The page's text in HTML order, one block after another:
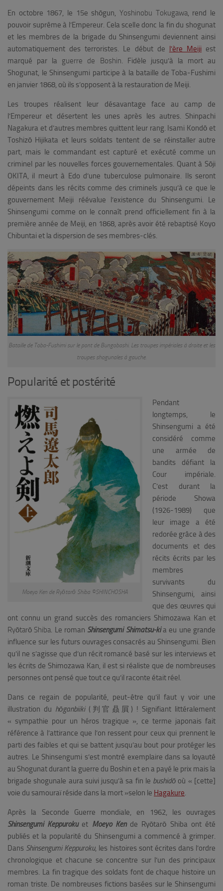
En octobre 1867, le 15e shōgun, Yoshinobu Tokugawa, rend le
pouvoir suprême à l’Empereur. Cela scelle donc la fin du shogunat
et les membres de la brigade du Shinsengumi deviennent ainsi
automatiquement des terroristes. Le début de l’ère Meijiest
marqué par la guerre de Boshin. Fidèle jusqu’à la mort au
Shogunat, le Shinsengumi participe à la bataille de Toba-Fushimi
en janvier 1868, où ils s’opposent à la restauration de Meiji.
Les troupes réalisent leur désavantage face au camp de
l’Empereur et désertent les unes après les autres. Shinpachi
Nagakura et d’autres membres quittent leur rang. Isami Kondō et
Toshizō Hijikata et leurs soldats tentent de se réinstaller autre
part, mais le commandant est capturé et exécuté comme un
criminel par les nouvelles forces gouvernementales. Quant à Sōji
OKITA, il meurt à Edo d’une tuberculose pulmonaire. Ils seront
dépeints dans les récits comme des criminels jusqu’à ce que le
gouvernement Meiji réévalue l’existence du Shinsengumi. Le
Shinsengumi comme on le connaît prend officiellement fin à la
première année de Meiji, en 1868, après avoir été rebaptisé Koyo
Chibuntai et la dispersion de ses membres-clés.
Bataille de Toba-Fushimi sur le pont de Bungobashi. Les troupes impériales à droite et les
troupes shogunales à gauche.
Popularité et postérité
Moeyo Ken de Ryōtarō Shiba ©SHINCHOSHA
Pendant
longtemps, le
Shinsengumi a été
considéré comme
une armée de
bandits défiant la
Cour impériale.
C’est durant la
période Showa
(1926-1989) que
leur image a été
redorée grâce à des
documents et des
récits écrits par les
membres
survivants du
Shinsengumi, ainsi
que des œuvres qui
ont connu un grand succès des romanciers Shimozawa Kan et
Ryōtarō Shiba. Le roman Shinsengumi Shimatsu-kia eu une grande
influence sur les futurs ouvrages consacrés au Shinsengumi. Bien
qu’il ne s’agisse que d’un récit romancé basé sur les interviews et
les écrits de Shimozawa Kan, il est si réaliste que de nombreuses
personnes ont pensé que tout ce qu’il raconte était réel.
Dans ce regain de popularité, peut-être qu’il faut y voir une
illustration du hōganbiiki (判官贔屓) ! Signifiant littéralement
« sympathie pour un héros tragique », ce terme japonais fait
référence à l’attirance que l’on ressent pour ceux qui prennent le
parti des faibles et qui se battent jusqu’au bout pour protéger les
autres. Le Shinsengumi s’est montré exemplaire dans sa loyauté
au Shogunat durant la guerre du Boshin et en a payé le prix mais la
brigade shogunale aura suivi jusqu’à sa fin le bushidō où « [cette]
voie du samouraï réside dans la mort »selon le Hagakure.
Après la Seconde Guerre mondiale, en 1962, les ouvrages
Shinsengumi Keppurokuet Moeyo Kende Ryōtarō Shiba ont été
publiés et la popularité du Shinsengumi a commencé à grimper.
Dans Shinsengumi Keppuroku, les histoires sont écrites dans l’ordre
chronologique et chacune se concentre sur l’un des principaux
membres. La fin tragique des soldats font de chaque histoire un
roman triste. De nombreuses fictions basées sur le Shinsengumi